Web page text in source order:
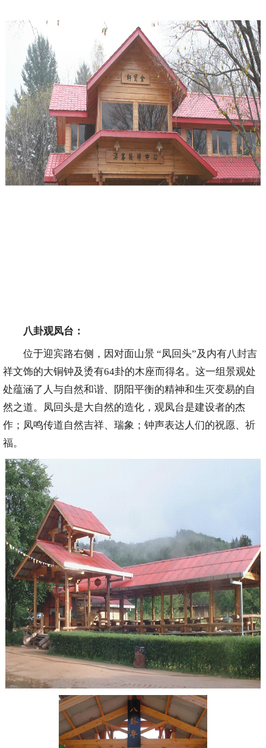
八卦观凤台：
位于迎宾路右侧，因对面山景 “凤回头”及内有八封吉
祥文饰的大铜钟及烫有64卦的木座而得名。这一组景观处
处蕴涵了人与自然和谐、阴阳平衡的精神和生灭变易的自
然之道。凤回头是大自然的造化，观凤台是建设者的杰
作；凤鸣传道自然吉祥、瑞象；钟声表达人们的祝愿、祈
福。